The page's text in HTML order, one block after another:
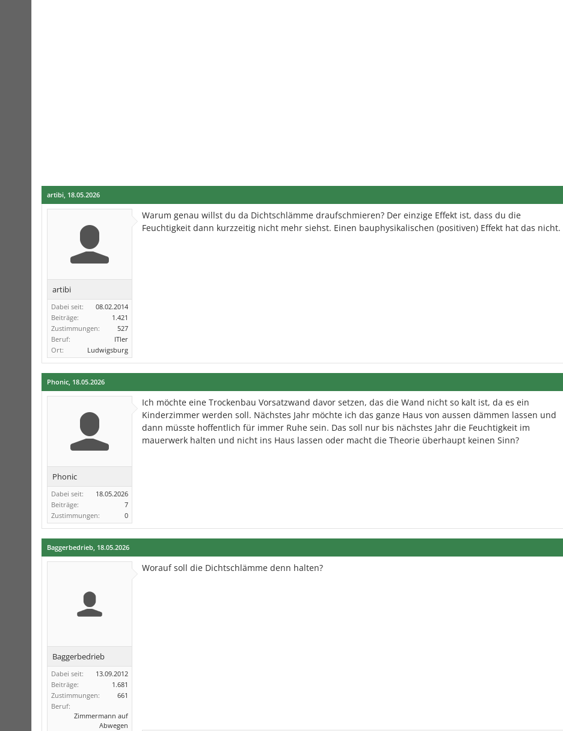
artibi, 18.05.2026
artibi
Dabei seit:
08.02.2014
Beiträge:
1.421
Zustimmungen:
527
Beruf:
ITler
Ort:
Ludwigsburg
Warum genau willst du da Dichtschlämme draufschmieren? Der einzige Effekt ist, dass du die
Feuchtigkeit dann kurzzeitig nicht mehr siehst. Einen bauphysikalischen (positiven) Effekt hat das nicht.
Phonic, 18.05.2026
Phonic
Dabei seit:
18.05.2026
Beiträge:
7
Zustimmungen:
0
Ich möchte eine Trockenbau Vorsatzwand davor setzen, das die Wand nicht so kalt ist, da es ein
Kinderzimmer werden soll. Nächstes Jahr möchte ich das ganze Haus von aussen dämmen lassen und
dann müsste hoffentlich für immer Ruhe sein. Das soll nur bis nächstes Jahr die Feuchtigkeit im
mauerwerk halten und nicht ins Haus lassen oder macht die Theorie überhaupt keinen Sinn?
Baggerbedrieb, 18.05.2026
Baggerbedrieb
Dabei seit:
13.09.2012
Beiträge:
1.681
Zustimmungen:
661
Beruf:
Zimmermann auf
Abwegen
Worauf soll die Dichtschlämme denn halten?